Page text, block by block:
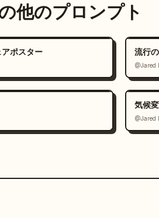
他のプロンプト
ポスター 流行
@Jared
気候
@Jared